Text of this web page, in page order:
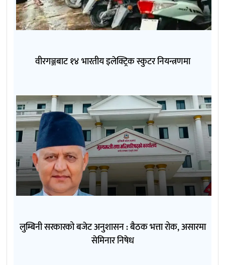
वीरगञ्जबाट १४ भारतीय इलेक्ट्रिक स्कुटर नियन्त्रणमा
लुम्बिनी सरकारको बजेट अनुशासन : बैठक भत्ता रोक, असारमा
सेमिनार निषेध